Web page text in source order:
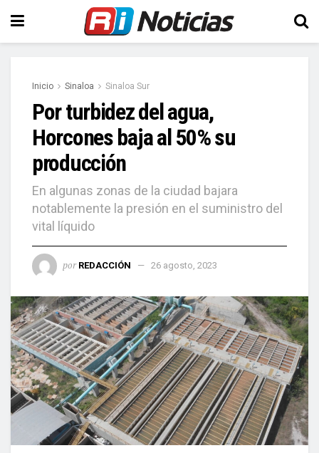
Inicio Sinaloa Sinaloa Sur
Por turbidez del agua,
Horcones baja al 50% su
producción
En algunas zonas de la ciudad bajara
notablemente la presión en el suministro del
vital líquido
por REDACCIÓN 26 agosto, 2023